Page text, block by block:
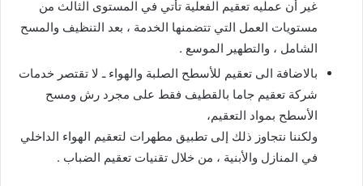
غير أن عمليه تعقيم الفعلية تأتي في المستوى الثالث من
مستويات العمل التي تتضمنها الخدمة ، بعد التنظيف والمسح
الشامل ، والتطهير الموسع .
بالاضافة الى تعقيم للأسطح الصلبة والهواء ـ لا تقتصر خدمات
شركة تعقيم جاما بالقطيف فقط على مجرد رش ومسح
الأسطح بمواد التعقيم،
ولكننا نتجاوز ذلك إلى تطبيق مطهرات لتعقيم الهواء الداخلي
في المنازل والأبنية ، من خلال تقنيات تعقيم الضباب .